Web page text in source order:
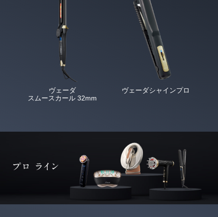
ヴェーダ
スムースカール 32mm
ヴェーダシャインプロ